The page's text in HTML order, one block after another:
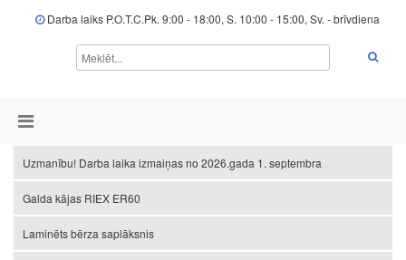
Darba laiks P.O.T.C.Pk. 9:00 - 18:00, S. 10:00 - 15:00, Sv. - brīvdiena
Uzmanību! Darba laika izmaiņas no 2026.gada 1. septembra
Galda kājas RIEX ER60
Laminēts bērza saplāksnis